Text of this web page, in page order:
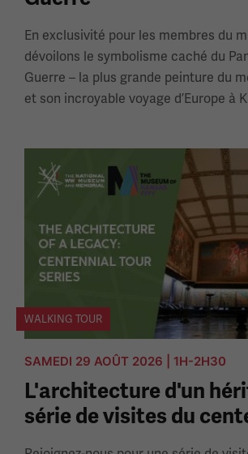
En exclusivité pour les membres du
dévoilons le symbolisme caché du
Guerre – la plus grande peinture du
et son incroyable voyage d’Europe à
WALKING TOUR
SAMEDI 29 AOÛT 2026 | 1H-2H30
L'architecture d'un
série de visites du